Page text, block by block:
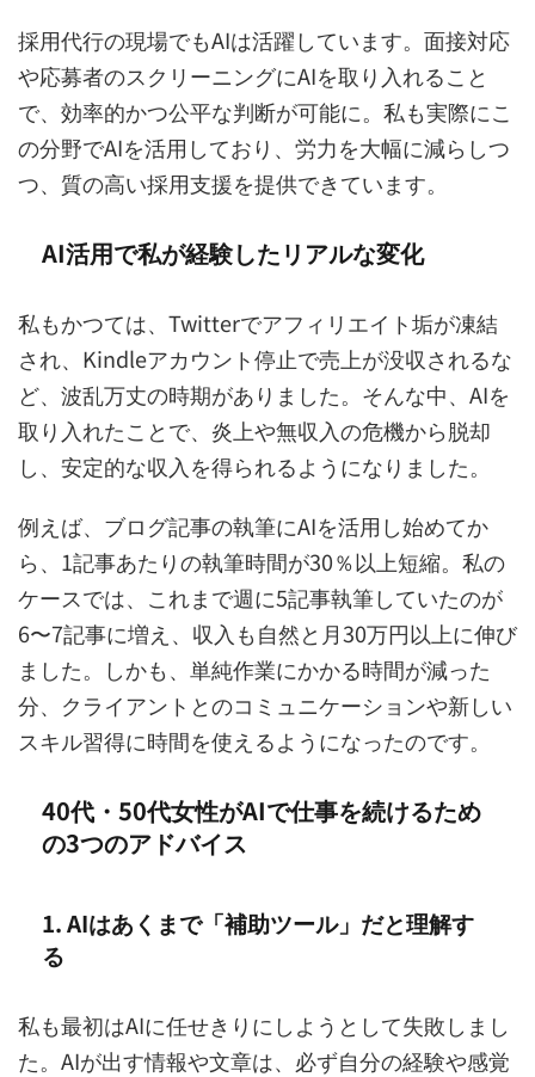
採用代行の現場でもAIは活躍しています。面接対応
や応募者のスクリーニングにAIを取り入れること
で、効率的かつ公平な判断が可能に。私も実際にこ
の分野でAIを活用しており、労力を大幅に減らしつ
つ、質の高い採用支援を提供できています。
AI活用で私が経験したリアルな変化
私もかつては、Twitterでアフィリエイト垢が凍結
され、Kindleアカウント停止で売上が没収されるな
ど、波乱万丈の時期がありました。そんな中、AIを
取り入れたことで、炎上や無収入の危機から脱却
し、安定的な収入を得られるようになりました。
例えば、ブログ記事の執筆にAIを活用し始めてか
ら、1記事あたりの執筆時間が30％以上短縮。私の
ケースでは、これまで週に5記事執筆していたのが
6〜7記事に増え、収入も自然と月30万円以上に伸び
ました。しかも、単純作業にかかる時間が減った
分、クライアントとのコミュニケーションや新しい
スキル習得に時間を使えるようになったのです。
40代・50代女性がAIで仕事を続けるため
の3つのアドバイス
1. AIはあくまで「補助ツール」だと理解す
る
私も最初はAIに任せきりにしようとして失敗しまし
た。AIが出す情報や文章は、必ず自分の経験や感覚